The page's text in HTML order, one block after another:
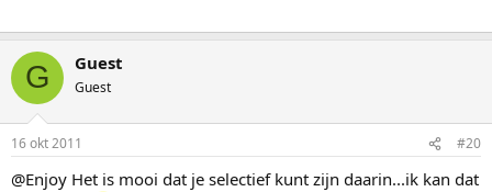
G Guest
Guest
16 okt 2011 #20
@Enjoy Het is mooi dat je selectief kunt zijn daarin...ik kan dat